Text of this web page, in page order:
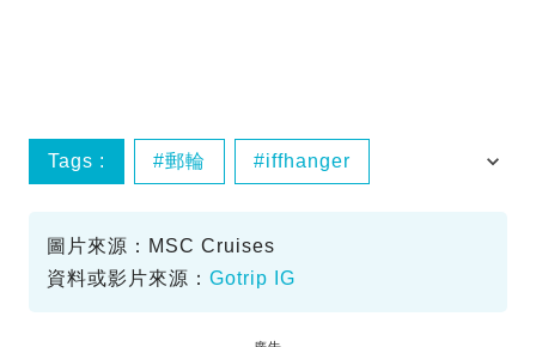
Tags : 郵輪 iffhanger
圖片來源：MSC Cruises
資料或影片來源： Gotrip IG